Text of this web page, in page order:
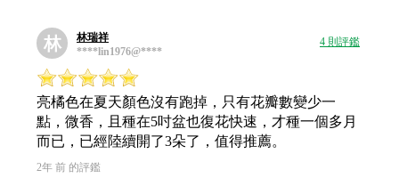
林
林瑞祥
****lin1976@****
4 則評鑑
亮橘色在夏天顏色沒有跑掉，只有花瓣數變少一
點，微香，且種在5吋盆也復花快速，才種一個多月
而已，已經陸續開了3朵了，值得推薦。
2年 前 的評鑑